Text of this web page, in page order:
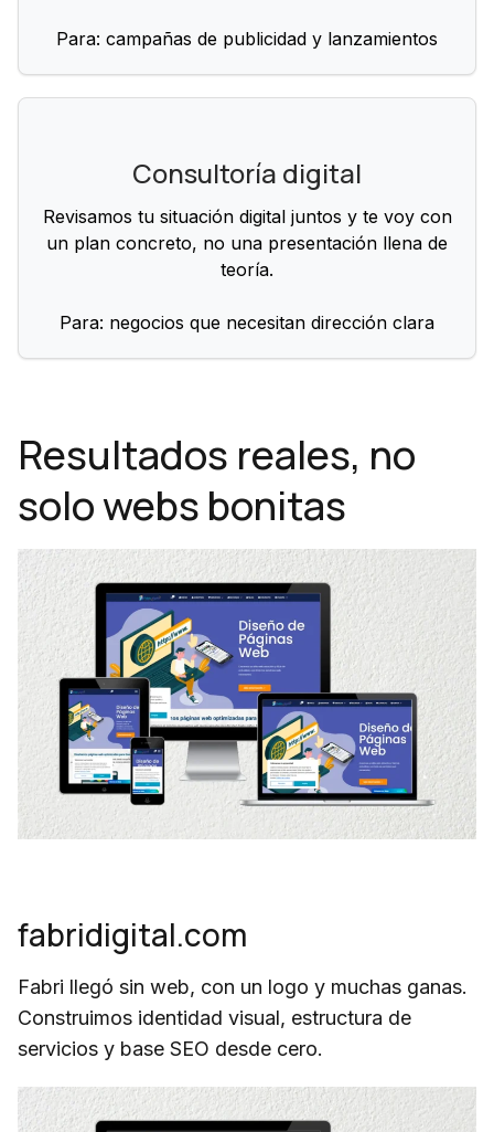
Para: campañas de publicidad y lanzamientos
Consultoría digital
Revisamos tu situación digital juntos y te voy con
un plan concreto, no una presentación llena de
teoría.
Para: negocios que necesitan dirección clara
Resultados reales, no
solo webs bonitas
fabridigital.com
Fabri llegó sin web, con un logo y muchas ganas.
Construimos identidad visual, estructura de
servicios y base SEO desde cero.